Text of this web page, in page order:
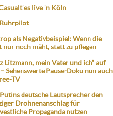
live in Köln
als Negativbeispiel: Wenn die
nur noch mäht, statt zu pflegen
Litzmann, mein Vater und ich“ auf
Sehenswerte Pause-Doku nun auch
TV
deutsche Lautsprecher den
Drohnenanschlag für
Propaganda nutzen